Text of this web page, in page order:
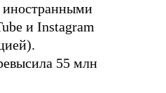
иностранными
и Instagram
55 млн